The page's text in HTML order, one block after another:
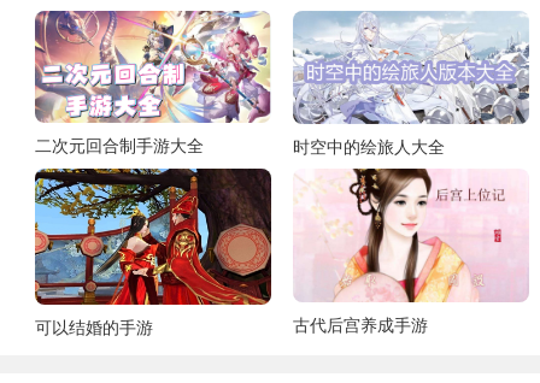
二次元回合制手游大全 时空中的绘旅人大全
可以结婚的手游 古代后宫养成手游